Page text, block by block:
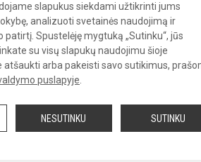
slapukus siekdami užtikrinti jums
analizuoti svetainės naudojimą ir
Spustelėję mygtuką „Sutinku“, jūs
su visų slapukų naudojimu šioje
atšaukti arba pakeisti savo sutikimus,
puslapyje
NESUTINKU SUTINKU
progimnazija. Visos teisės saugomos.